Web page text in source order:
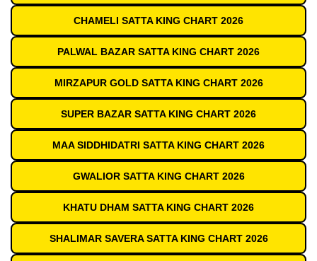
CHAMELI SATTA KING CHART 2026
PALWAL BAZAR SATTA KING CHART 2026
MIRZAPUR GOLD SATTA KING CHART 2026
SUPER BAZAR SATTA KING CHART 2026
MAA SIDDHIDATRI SATTA KING CHART 2026
GWALIOR SATTA KING CHART 2026
KHATU DHAM SATTA KING CHART 2026
SHALIMAR SAVERA SATTA KING CHART 2026